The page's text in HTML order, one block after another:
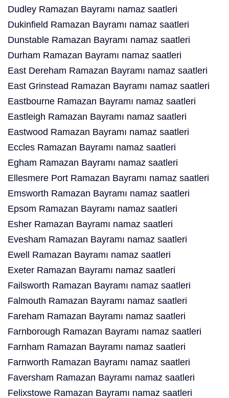
Dudley Ramazan Bayramı namaz saatleri
Dukinfield Ramazan Bayramı namaz saatleri
Dunstable Ramazan Bayramı namaz saatleri
Durham Ramazan Bayramı namaz saatleri
East Dereham Ramazan Bayramı namaz saatleri
East Grinstead Ramazan Bayramı namaz saatleri
Eastbourne Ramazan Bayramı namaz saatleri
Eastleigh Ramazan Bayramı namaz saatleri
Eastwood Ramazan Bayramı namaz saatleri
Eccles Ramazan Bayramı namaz saatleri
Egham Ramazan Bayramı namaz saatleri
Ellesmere Port Ramazan Bayramı namaz saatleri
Emsworth Ramazan Bayramı namaz saatleri
Epsom Ramazan Bayramı namaz saatleri
Esher Ramazan Bayramı namaz saatleri
Evesham Ramazan Bayramı namaz saatleri
Ewell Ramazan Bayramı namaz saatleri
Exeter Ramazan Bayramı namaz saatleri
Failsworth Ramazan Bayramı namaz saatleri
Falmouth Ramazan Bayramı namaz saatleri
Fareham Ramazan Bayramı namaz saatleri
Farnborough Ramazan Bayramı namaz saatleri
Farnham Ramazan Bayramı namaz saatleri
Farnworth Ramazan Bayramı namaz saatleri
Faversham Ramazan Bayramı namaz saatleri
Felixstowe Ramazan Bayramı namaz saatleri